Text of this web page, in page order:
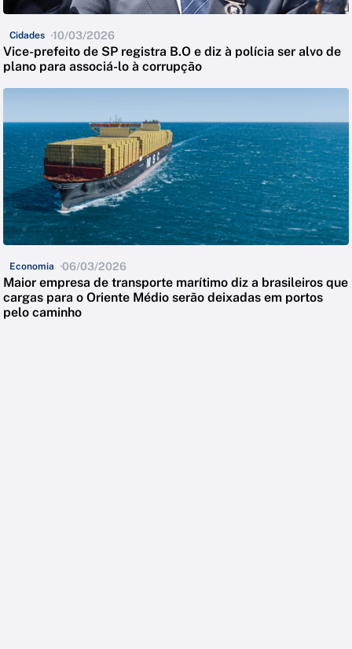
Cidades 10/03/2026
Vice-prefeito de SP registra B.O e diz à polícia ser alvo de
plano para associá-lo à corrupção
Economia 06/03/2026
Maior empresa de transporte marítimo diz a brasileiros que
cargas para o Oriente Médio serão deixadas em portos
pelo caminho